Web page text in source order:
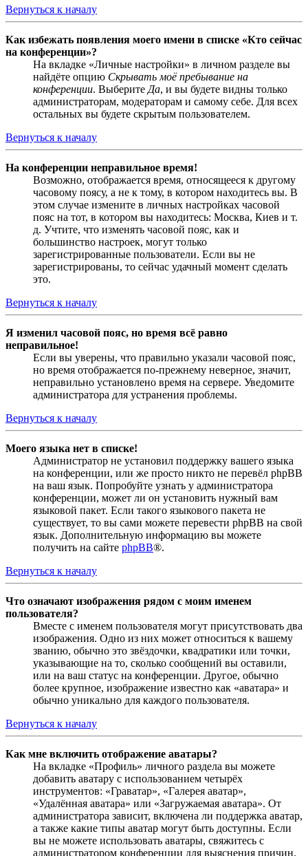
Вернуться к началу
Как избежать появления моего имени в списке «Кто сейчас
на конференции»?
На вкладке «Личные настройки» в личном разделе вы
найдёте опцию Скрывать моё пребывание на
конференции. Выберите Да, и вы будете видны только
администраторам, модераторам и самому себе. Для всех
остальных вы будете скрытым пользователем.
Вернуться к началу
На конференции неправильное время!
Возможно, отображается время, относящееся к другому
часовому поясу, а не к тому, в котором находитесь вы. В
этом случае измените в личных настройках часовой
пояс на тот, в котором вы находитесь: Москва, Киев и т.
д. Учтите, что изменять часовой пояс, как и
большинство настроек, могут только
зарегистрированные пользователи. Если вы не
зарегистрированы, то сейчас удачный момент сделать
это.
Вернуться к началу
Я изменил часовой пояс, но время всё равно
неправильное!
Если вы уверены, что правильно указали часовой пояс,
но время отображается по-прежнему неверное, значит,
неправильно установлено время на сервере. Уведомите
администратора для устранения проблемы.
Вернуться к началу
Моего языка нет в списке!
Администратор не установил поддержку вашего языка
на конференции, или же просто никто не перевёл phpBB
на ваш язык. Попробуйте узнать у администратора
конференции, может ли он установить нужный вам
языковой пакет. Если такого языкового пакета не
существует, то вы сами можете перевести phpBB на свой
язык. Дополнительную информацию вы можете
получить на сайте phpBB®.
Вернуться к началу
Что означают изображения рядом с моим именем
пользователя?
Вместе с именем пользователя могут присутствовать два
изображения. Одно из них может относиться к вашему
званию, обычно это звёздочки, квадратики или точки,
указывающие на то, сколько сообщений вы оставили,
или на ваш статус на конференции. Другое, обычно
более крупное, изображение известно как «аватара» и
обычно уникально для каждого пользователя.
Вернуться к началу
Как мне включить отображение аватары?
На вкладке «Профиль» личного раздела вы можете
добавить аватару с использованием четырёх
инструментов: «Граватар», «Галерея аватар»,
«Удалённая аватара» или «Загружаемая аватара». От
администратора зависит, включена ли поддержка аватар,
а также какие типы аватар могут быть доступны. Если
вы не можете использовать аватары, свяжитесь с
администратором конференции для выяснения причин.